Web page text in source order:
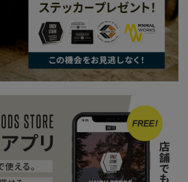
じ道具、ちがう景色。